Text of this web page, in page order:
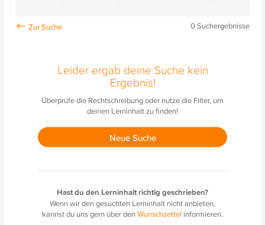
0Suchergebnisse
Leider ergab deine Suche kein
Ergebnis!
Überprüfe die Rechtschreibung oder nutze die Filter, um
deinen Lerninhalt zu finden!
Neue Suche
Hast du den Lerninhalt richtig geschrieben?
Wenn wir den gesuchten Lerninhalt nicht anbieten,
kannst du uns gern über denWunschzettel informieren.